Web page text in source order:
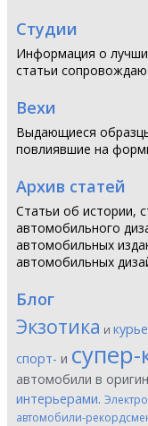
Студии
Информация о
статьи
Вехи
Выдающиеся
повлиявшие на
Архив статей
Статьи об истории,
автомобильного
автомобильных
автомобильных
Блог
Экзотика и
спорт- и
автомобили в
интерьерами.
автомобили-